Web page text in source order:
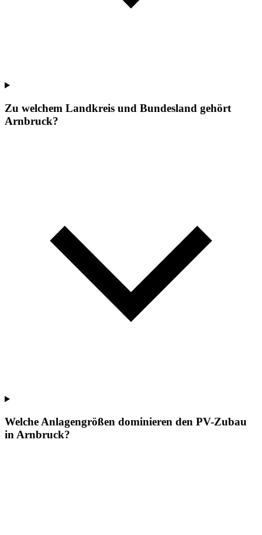
Zu welchem Landkreis und Bundesland gehört
Arnbruck?
Welche Anlagengrößen dominieren den PV-Zubau
in Arnbruck?